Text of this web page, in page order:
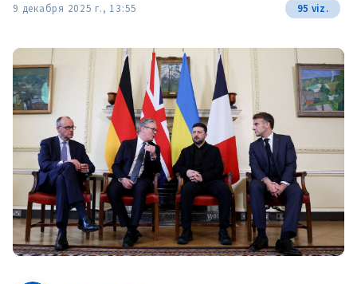
9 декабря 2025 г., 13:55 95 viz.